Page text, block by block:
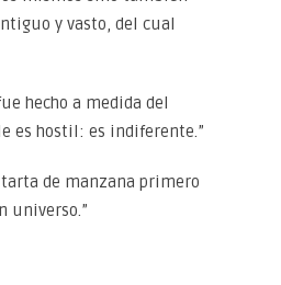
y vasto, del cual
hecho a medida del
es hostil: es indiferente.”
tarta de manzana primero
universo.”